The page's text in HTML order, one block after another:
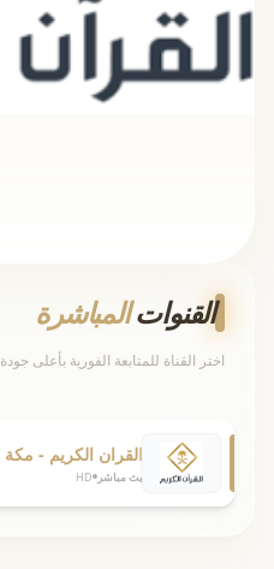
القنواتالمباشرة
اختر القناة للمتابعة الفورية بأعلى جودة
القران الكريم - مكة
بث مباشر HD